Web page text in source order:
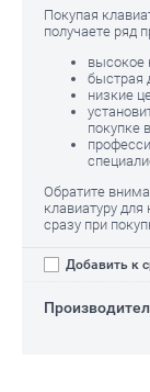
Покупая
получаете ряд
высокое
быстрая
низкие
покупке
Обратите
клавиатуру для
сразу при
Добавить к